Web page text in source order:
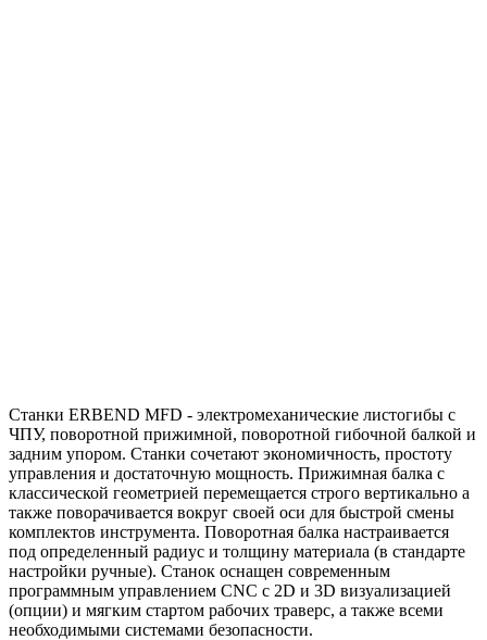
Станки ERBEND MFD - электромеханические листогибы с
ЧПУ, поворотной прижимной, поворотной гибочной балкой и
задним упором. Станки сочетают экономичность, простоту
управления и достаточную мощность. Прижимная балка с
классической геометрией перемещается строго вертикально а
также поворачивается вокруг своей оси для быстрой смены
комплектов инструмента. Поворотная балка настраивается
под определенный радиус и толщину материала (в стандарте
настройки ручные). Станок оснащен современным
программным управлением CNC с 2D и 3D визуализацией
(опции) и мягким стартом рабочих траверс, а также всеми
необходимыми системами безопасности.